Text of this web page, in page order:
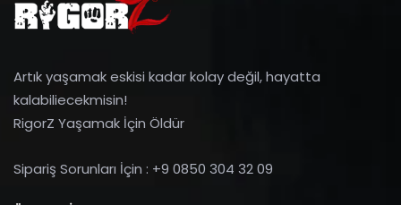
Artık yaşamak eskisi kadar kolay değil, hayatta
kalabiliecekmisin!
RigorZ Yaşamak İçin Öldür
Sipariş Sorunları İçin : +9 0850 304 32 09